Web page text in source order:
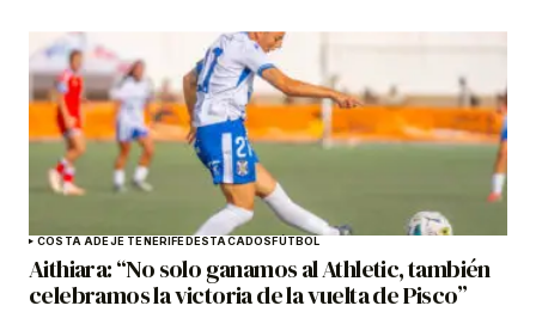
COSTA ADEJE TENERIFE DESTACADOS FÚTBOL
Aithiara: “No solo ganamos al Athletic, también
celebramos la victoria de la vuelta de Pisco”